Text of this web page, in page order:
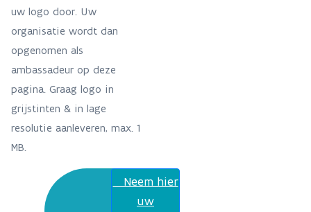
uw logo door. Uw
organisatie wordt dan
opgenomen als
ambassadeur op deze
pagina. Graag logo in
grijstinten & in lage
resolutie aanleveren, max. 1
MB.
Neem hier
uw